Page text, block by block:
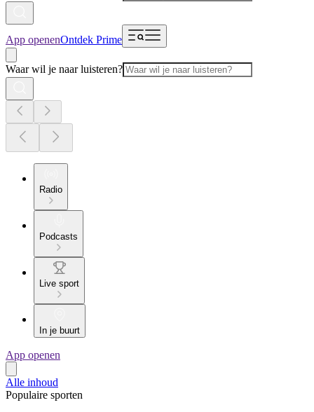
App openenOntdek Prime
Waar wil je naar luisteren?
Radio
Podcasts
Live sport
In je buurt
App openen
Alle inhoud
Populaire sporten